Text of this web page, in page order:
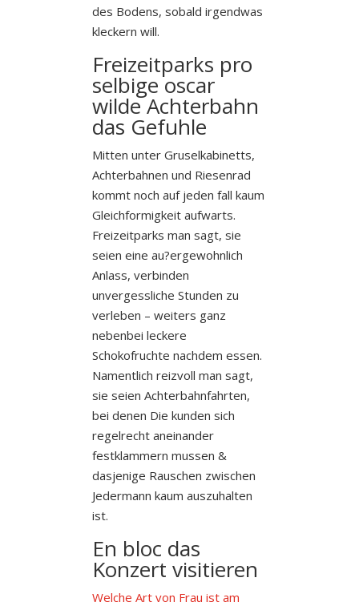
des Bodens, sobald irgendwas
kleckern will.
Freizeitparks pro
selbige oscar
wilde Achterbahn
das Gefuhle
Mitten unter Gruselkabinetts,
Achterbahnen und Riesenrad
kommt noch auf jeden fall kaum
Gleichformigkeit aufwarts.
Freizeitparks man sagt, sie
seien eine au?ergewohnlich
Anlass, verbinden
unvergessliche Stunden zu
verleben – weiters ganz
nebenbei leckere
Schokofruchte nachdem essen.
Namentlich reizvoll man sagt,
sie seien Achterbahnfahrten,
bei denen Die kunden sich
regelrecht aneinander
festklammern mussen &
dasjenige Rauschen zwischen
Jedermann kaum auszuhalten
ist.
En bloc das
Konzert visitieren
Welche Art von Frau ist am